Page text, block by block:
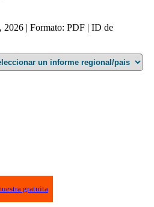
| Formato: PDF | ID de
gratuita